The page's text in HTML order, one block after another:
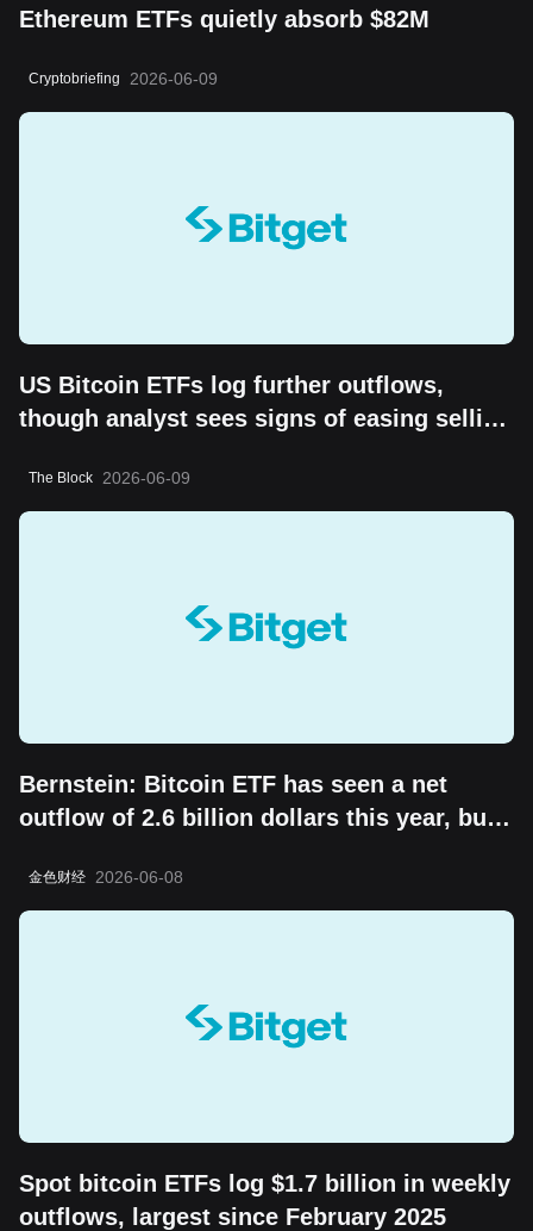
Ethereum ETFs quietly absorb $82M
Cryptobriefing 2026-06-09
US Bitcoin ETFs log further outflows,
though analyst sees signs of easing selling
The Block 2026-06-09
Bernstein: Bitcoin ETF has seen a net
outflow of 2.6 billion dollars this year, but
long-term value storage attribute
金色财经 2026-06-08
Spot bitcoin ETFs log $1.7 billion in weekly
outflows, largest since February 2025